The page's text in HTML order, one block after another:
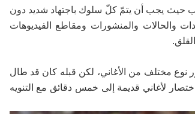
حيث يجب أن يتمّ كلّ سلوك باجتهاد شديد دون
والحالات والمنشورات ومقاطع الفيديوهات
نوع مختلف من الأغاني، لكن قبله كان قد طال
لأغاني قديمة إلى خمس دقائق مع التنويه